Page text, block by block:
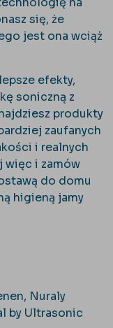
się, że
jest ona wciąż
efekty,
soniczną z
produkty
zaufanych
i realnych
więc i zamów
do domu
higieną jamy
Nuraly
by Ultrasonic